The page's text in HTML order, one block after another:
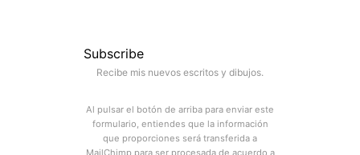
Subscribe
Recibe mis nuevos escritos y dibujos.
Al pulsar el botón de arriba para enviar este
formulario, entiendes que la información
que proporciones será transferida a
MailChimp para ser procesada de acuerdo a